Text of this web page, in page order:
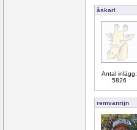
åskarl
Antal inlägg:
5826
remvanrijn